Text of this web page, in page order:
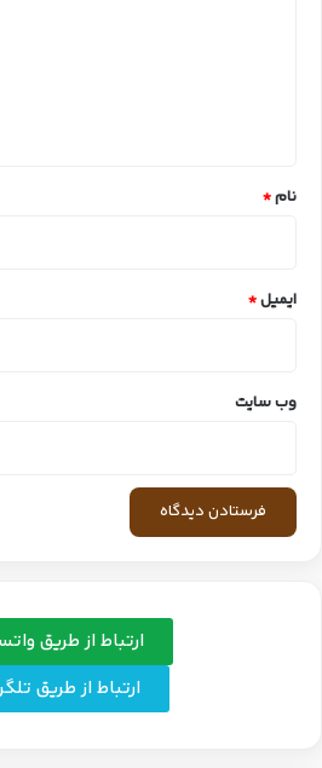
نام*
ایمیل*
وب‌ سایت
ارتباط از طریق
ارتباط از طریق